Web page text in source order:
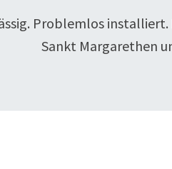
Problemlos
Sankt Margarethen